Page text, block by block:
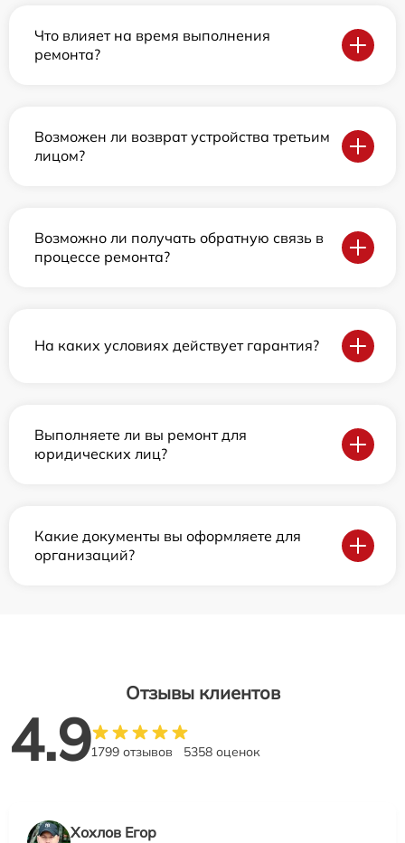
Что влияет на время выполнения
ремонта?
Возможен ли возврат устройства третьим
лицом?
Возможно ли получать обратную связь в
процессе ремонта?
На каких условиях действует гарантия?
Выполняете ли вы ремонт для
юридических лиц?
Какие документы вы оформляете для
организаций?
Отзывы клиентов
4.91799 отзывов 5358 оценок
Хохлов Егор